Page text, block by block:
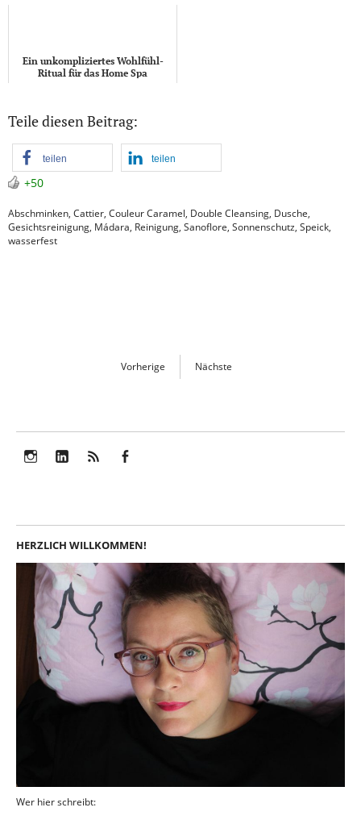
Ein unkompliziertes Wohlfühl-
Ritual für das Home Spa
Teile diesen Beitrag:
teilen teilen
+50
Abschminken, Cattier, Couleur Caramel, Double Cleansing, Dusche,
Gesichtsreinigung, Mádara, Reinigung, Sanoflore, Sonnenschutz, Speick,
wasserfest
Vorherige Nächste
HERZLICH WILLKOMMEN!
Wer hier schreibt: